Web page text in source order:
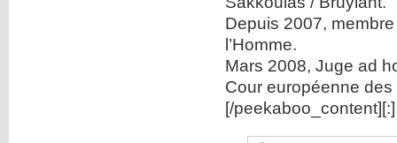
Depuis 2007,
l’Homme.
Mars 2008, Juge ad
Cour européenne des
[/peekaboo_content][:]